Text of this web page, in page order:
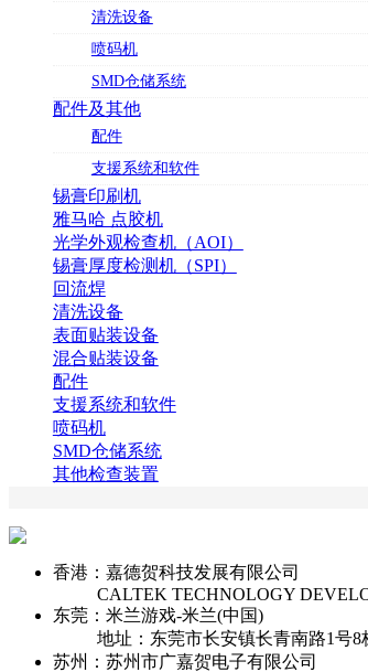
清洗设备
喷码机
SMD仓储系统
配件及其他
配件
支援系统和软件
锡膏印刷机
雅马哈 点胶机
光学外观检查机（AOI）
锡膏厚度检测机（SPI）
回流焊
清洗设备
表面贴装设备
混合贴装设备
配件
支援系统和软件
喷码机
SMD仓储系统
其他检查装置
香港：嘉德贺科技发展有限公司
CALTEK TECHNOLOGY
东莞：米兰游戏-米兰(中国)
地址：东莞市长安镇长青南路1号8
苏州：苏州市广嘉贺电子有限公司